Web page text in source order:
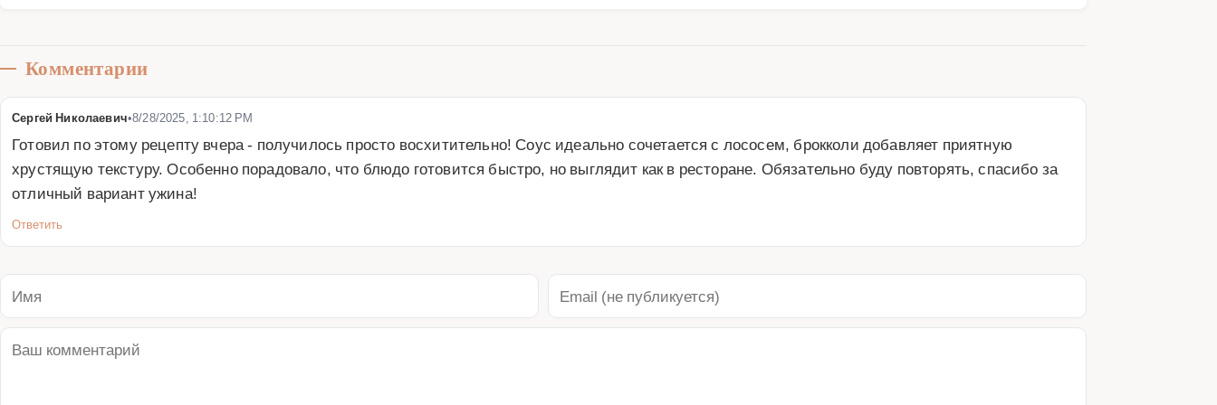
Комментарии
Сергей Николаевич•8/28/2025, 1:10:12 PM
Готовил по этому рецепту вчера - получилось просто восхитительно! Соус идеально сочетается с лососем, брокколи добавляет приятную
хрустящую текстуру. Особенно порадовало, что блюдо готовится быстро, но выглядит как в ресторане. Обязательно буду повторять, спасибо за
отличный вариант ужина!
Ответить